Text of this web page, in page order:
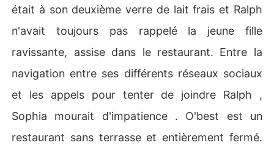
était à son deuxième verre de lait frais et Ralph
n'avait toujours pas rappelé la jeune fille
ravissante, assise dans le restaurant. Entre la
navigation entre ses différents réseaux sociaux
et les appels pour tenter de joindre Ralph ,
Sophia mourait d'impatience . O'best est un
restaurant sans terrasse et entièrement fermé.